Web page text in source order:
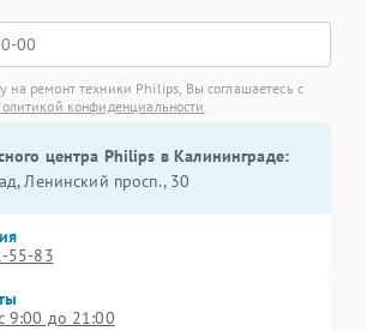
на ремонт техники Philips, Вы соглашаетесь с
конфиденциальности
центра Philips в Калининграде:
Ленинский просп., 30
55-83
9:00 до 21:00